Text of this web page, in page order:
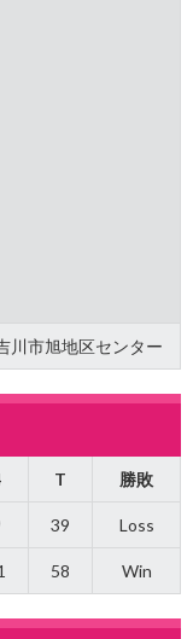
川市旭地区センター
T 勝敗
39 Loss
58 Win